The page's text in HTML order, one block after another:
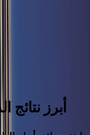
أبرز نتائج